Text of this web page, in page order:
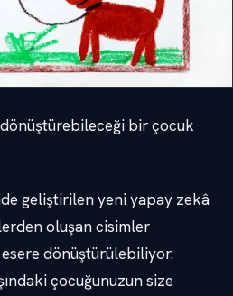
bir çocuk
geliştirilen yeni yapay zekâ
oluşan cisimler
dönüştürülebiliyor.
çocuğunuzun size